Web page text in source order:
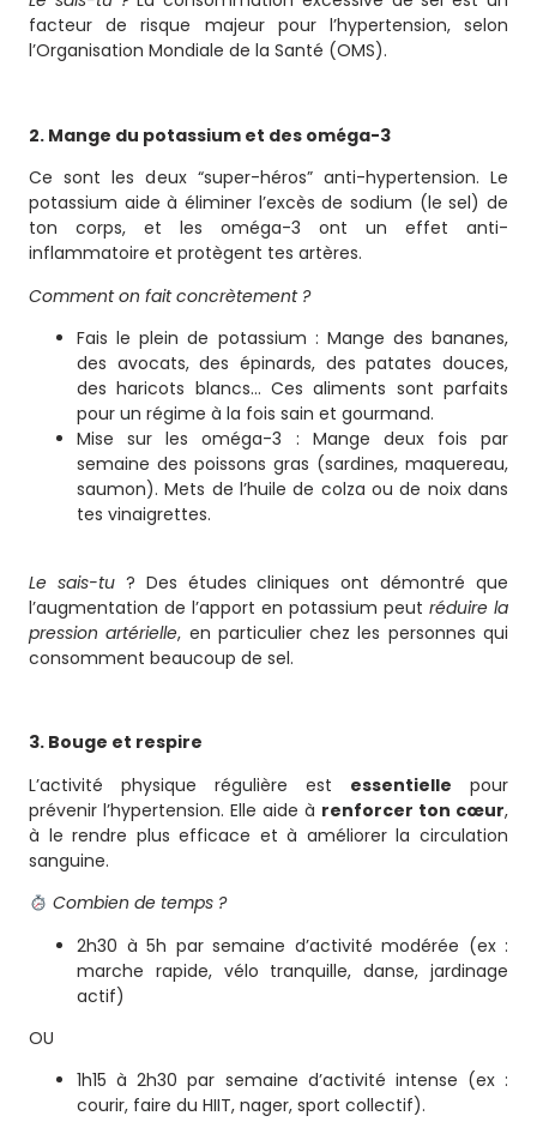
facteur de risque majeur pour l’hypertension, selon
l’Organisation Mondiale de la Santé (OMS).
2. Mange du potassium et des oméga-3
Ce sont les deux “super-héros” anti-hypertension. Le
potassium aide à éliminer l’excès de sodium (le sel) de
ton corps, et les oméga-3 ont un effet anti-
inflammatoire et protègent tes artères.
Comment on fait concrètement ?
Fais le plein de potassium : Mange des bananes,
des avocats, des épinards, des patates douces,
des haricots blancs… Ces aliments sont parfaits
pour un régime à la fois sain et gourmand.
Mise sur les oméga-3 : Mange deux fois par
semaine des poissons gras (sardines, maquereau,
saumon). Mets de l’huile de colza ou de noix dans
tes vinaigrettes.
Le sais-tu? Des études cliniques ont démontré que
l’augmentation de l’apport en potassium peut réduire la
pression artérielle, en particulier chez les personnes qui
consomment beaucoup de sel.
3. Bouge et respire
L’activité physique régulière est essentielle pour
prévenir l’hypertension. Elle aide à renforcer ton cœur,
à le rendre plus efficace et à améliorer la circulation
sanguine.
Combien de temps ?
2h30 à 5h par semaine d’activité modérée (ex :
marche rapide, vélo tranquille, danse, jardinage
actif)
OU
1h15 à 2h30 par semaine d’activité intense (ex :
courir, faire du HIIT, nager, sport collectif).